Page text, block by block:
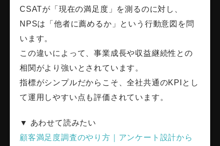
CSATが「現在の満足度」を測るのに対し、
NPSは「他者に薦めるか」という行動意図を問
います。
この違いによって、事業成長や収益継続性との
相関がより強いとされています。
指標がシンプルだからこそ、全社共通のKPIとし
て運用しやすい点も評価されています。
▼ あわせて読みたい
顧客満足度調査のやり方｜アンケート設計から